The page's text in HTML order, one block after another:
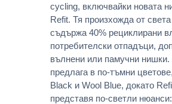
cycling, включвайки новата
Refit. Тя произхожда от
съдържа 40% рециклирани
потребителски отпадъци,
вълнени или памучни нишки.
предлага в по-тъмни
Black и Wool Blue, докато
представя по-светли